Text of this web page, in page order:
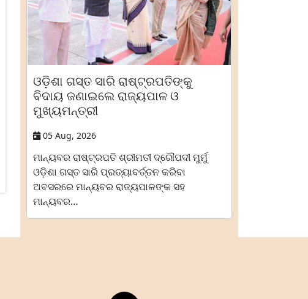
ଓଡ଼ିଶା ଗସ୍ତ ସାରି ରାଷ୍ଟ୍ରପତିଙ୍କୁ
ବିଦାୟ ଜଣାଇଲେ ରାଜ୍ୟପାଳ ଓ
ମୁଖ୍ୟମନ୍ତ୍ରୀ
05 Aug, 2026
ମାନ୍ୟବର ରାଷ୍ଟ୍ରପତି ଶ୍ରୀମତୀ ଦ୍ରୌପଦୀ ମୁର୍ମୁ
ଓଡ଼ିଶା ଗସ୍ତ ସାରି ପ୍ରତ୍ୟାବର୍ତ୍ତନ କରିବା
ଅବସରରେ ମାନ୍ୟବର ରାଜ୍ୟପାଳଙ୍କ ସହ
ମାନ୍ୟବର…